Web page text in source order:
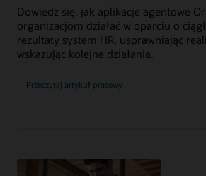
Dowiedz się, jak aplikacje agentowe
organizacjom działać w oparciu o
rezultaty system HR, usprawniając
wskazując kolejne działania.
Przeczytaj artykuł prasowy